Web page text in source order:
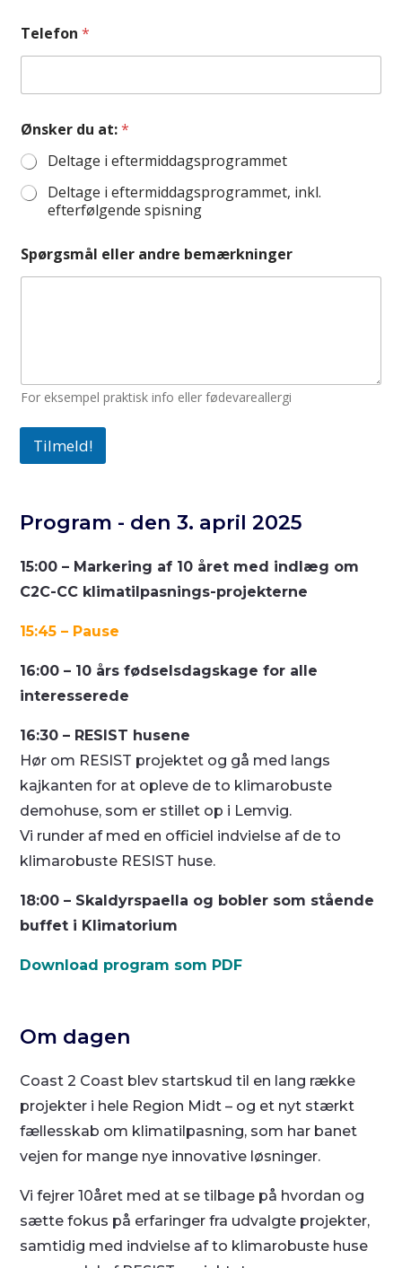
Telefon*
Ønsker du at:*
Deltage i eftermiddagsprogrammet
Deltage i eftermiddagsprogrammet, inkl.
efterfølgende spisning
Spørgsmål eller andre bemærkninger
For eksempel praktisk info eller fødevareallergi
Tilmeld!
Program - den 3. april 2025
15:00 – Markering af 10 året med indlæg om
C2C-CC klimatilpasnings-projekterne
15:45 – Pause
16:00 – 10 års fødselsdagskage for alle
interesserede
16:30 – RESIST husene
Hør om RESIST projektet og gå med langs
kajkanten for at opleve de to klimarobuste
demohuse, som er stillet op i Lemvig.
Vi runder af med en officiel indvielse af de to
klimarobuste RESIST huse.
18:00 – Skaldyrspaella og bobler som stående
buffet i Klimatorium
Download program som PDF
Om dagen
Coast 2 Coast blev startskud til en lang række
projekter i hele Region Midt – og et nyt stærkt
fællesskab om klimatilpasning, som har banet
vejen for mange nye innovative løsninger.
Vi fejrer 10året med at se tilbage på hvordan og
sætte fokus på erfaringer fra udvalgte projekter,
samtidig med indvielse af to klimarobuste huse